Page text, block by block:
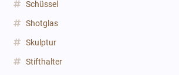
Schüssel
Shotglas
Skulptur
Stifthalter